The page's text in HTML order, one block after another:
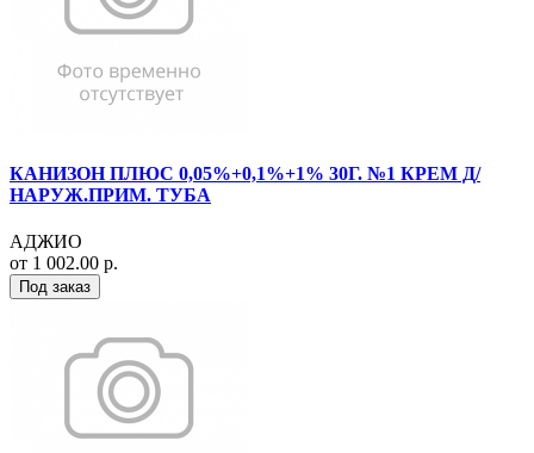
КАНИЗОН ПЛЮС 0,05%+0,1%+1% 30Г. №1 КРЕМ Д/
НАРУЖ.ПРИМ. ТУБА
АДЖИО
от 1 002.00 р.
Под заказ